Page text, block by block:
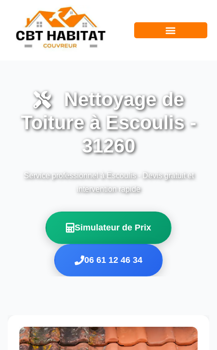
Nettoyage de
Toiture à Escoulis -
31260
Service professionnel à Escoulis - Devis gratuit et
intervention rapide
Simulateur de Prix
06 61 12 46 34